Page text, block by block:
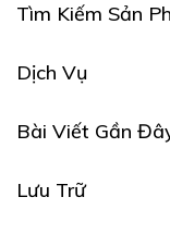
Tìm Kiếm Sản
Dịch Vụ
Bài Viết Gần
Lưu Trữ